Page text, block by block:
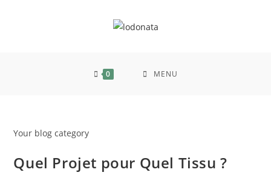
0 MENU
Your blog category
Quel Projet pour Quel Tissu ?